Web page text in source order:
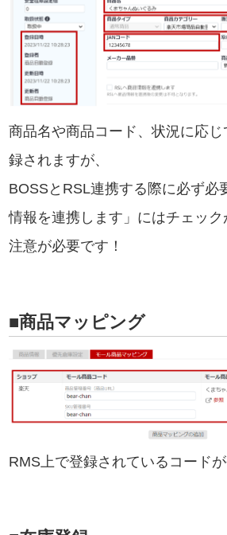
商品名や商品コード、状況に応
録されますが、
BOSSとRSL連携する際に必ず必
情報を連携します」にはチェッ
注意が必要です！
■商品マッピング
RMS上で登録されているコードが